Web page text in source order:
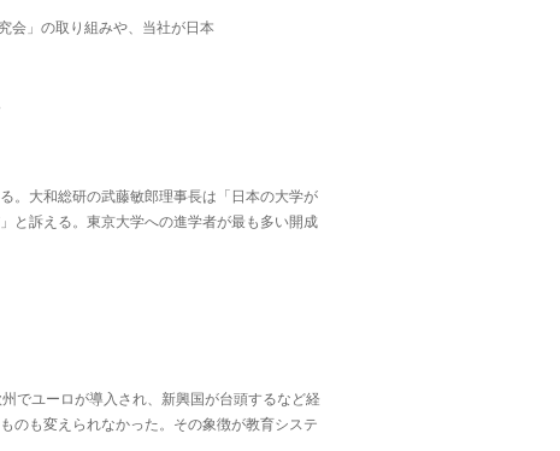
会」の取り組みや、当社が日本
。大和総研の武藤敏郎理事長は「日本の大学が
と訴える。東京大学への進学者が最も多い開成
でユーロが導入され、新興国が台頭するなど経
のも変えられなかった。その象徴が教育システ